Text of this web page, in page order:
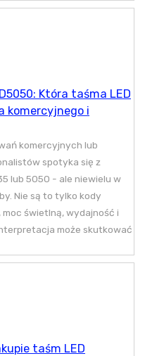
Która taśma LED
komercyjnego i
komercyjnych lub
spotyka się z
lub 5050 - ale niewielu w
Nie są to tylko kody
moc świetlną, wydajność i
może skutkować
taśm LED